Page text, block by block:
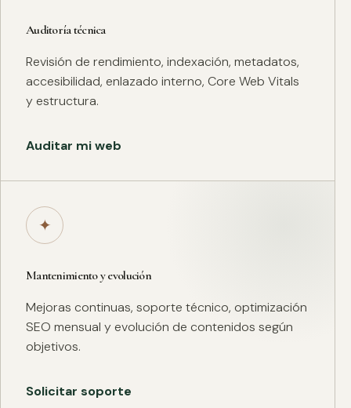
Auditoría técnica
Revisión de rendimiento, indexación, metadatos,
accesibilidad, enlazado interno, Core Web Vitals
y estructura.
Auditar mi web
✦
Mantenimiento y evolución
Mejoras continuas, soporte técnico, optimización
SEO mensual y evolución de contenidos según
objetivos.
Solicitar soporte